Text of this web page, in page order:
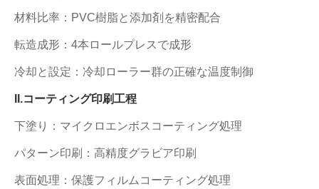
材料比率：PVC樹脂と添加剤を精密配合
転造成形：4本ロールプレスで成形
冷却と設定：冷却ローラー群の正確な温度制御
II.コーティング印刷工程
下塗り：マイクロエンボスコーティング処理
パターン印刷：高精度グラビア印刷
表面処理：保護フィルムコーティング処理